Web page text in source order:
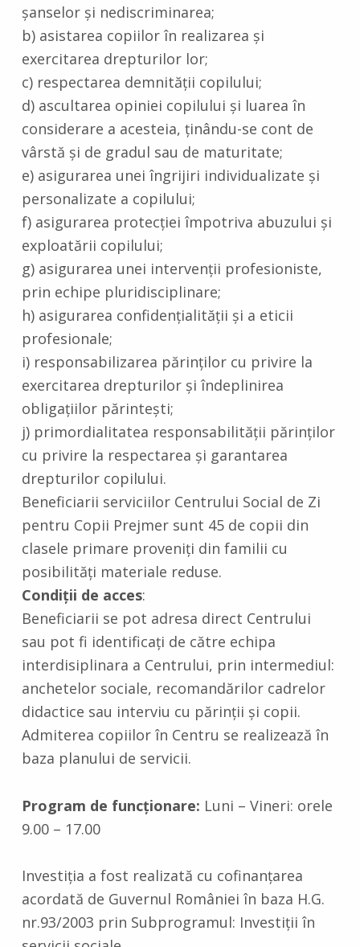
şanselor şi nediscriminarea;
b) asistarea copiilor în realizarea şi
exercitarea drepturilor lor;
c) respectarea demnităţii copilului;
d) ascultarea opiniei copilului şi luarea în
considerare a acesteia, ţinându-se cont de
vârstă şi de gradul sau de maturitate;
e) asigurarea unei îngrijiri individualizate şi
personalizate a copilului;
f) asigurarea protecţiei împotriva abuzului şi
exploatării copilului;
g) asigurarea unei intervenţii profesioniste,
prin echipe pluridisciplinare;
h) asigurarea confidenţialităţii şi a eticii
profesionale;
i) responsabilizarea părinţilor cu privire la
exercitarea drepturilor şi îndeplinirea
obligaţiilor părinteşti;
j) primordialitatea responsabilităţii părinţilor
cu privire la respectarea şi garantarea
drepturilor copilului.
Beneficiarii serviciilor Centrului Social de Zi
pentru Copii Prejmer sunt 45 de copii din
clasele primare proveniţi din familii cu
posibilităţi materiale reduse.
Condiţii de acces:
Beneficiarii se pot adresa direct Centrului
sau pot fi identificaţi de către echipa
interdisiplinara a Centrului, prin intermediul:
anchetelor sociale, recomandărilor cadrelor
didactice sau interviu cu părinţii şi copii.
Admiterea copiilor în Centru se realizează în
baza planului de servicii.
Program de funcţionare: Luni – Vineri: orele
9.00 – 17.00
Investiţia a fost realizată cu cofinanţarea
acordată de Guvernul României în baza H.G.
nr.93/2003 prin Subprogramul: Investiţii în